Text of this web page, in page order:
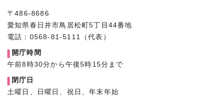
〒486-8686
愛知県春日井市鳥居松町5丁目44番地
電話：0568-81-5111（代表）
開庁時間
午前8時30分から午後5時15分まで
閉庁日
土曜日、日曜日、祝日、年末年始